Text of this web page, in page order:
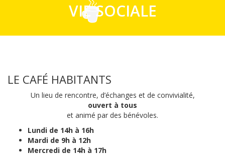
VIE SOCIALE
LE CAFÉ HABITANTS
Un lieu de rencontre, d’échanges et de convivialité,
ouvert à tous
et animé par des bénévoles.
Lundi de 14h à 16h
Mardi de 9h à 12h
Mercredi de 14h à 17h